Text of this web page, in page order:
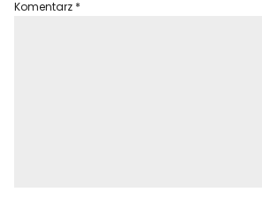
Komentarz *